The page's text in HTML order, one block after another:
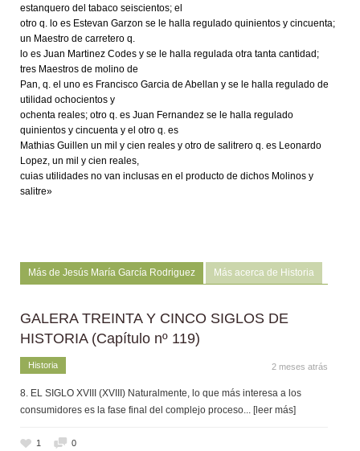
estanquero del tabaco seiscientos; el
otro q. lo es Estevan Garzon se le halla regulado quinientos y cincuenta;
un Maestro de carretero q.
lo es Juan Martinez Codes y se le halla regulada otra tanta cantidad;
tres Maestros de molino de
Pan, q. el uno es Francisco Garcia de Abellan y se le halla regulado de
utilidad ochocientos y
ochenta reales; otro q. es Juan Fernandez se le halla regulado
quinientos y cincuenta y el otro q. es
Mathias Guillen un mil y cien reales y otro de salitrero q. es Leonardo
Lopez, un mil y cien reales,
cuias utilidades no van inclusas en el producto de dichos Molinos y
salitre»
Más de Jesús María García Rodriguez Más acerca de Historia
GALERA TREINTA Y CINCO SIGLOS DE
HISTORIA (Capítulo nº 119)
Historia 2 meses atrás
8. EL SIGLO XVIII (XVIII) Naturalmente, lo que más interesa a los
consumidores es la fase final del complejo proceso... [leer más]
1 0